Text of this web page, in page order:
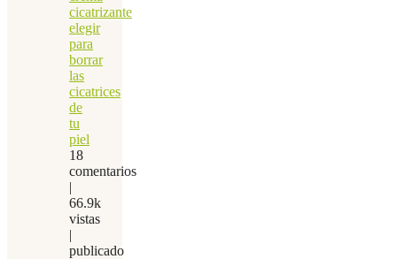
cicatrizante
elegir
para
borrar
las
cicatrices
de
tu
piel
18
comentarios
|
66.9k
vistas
|
publicado